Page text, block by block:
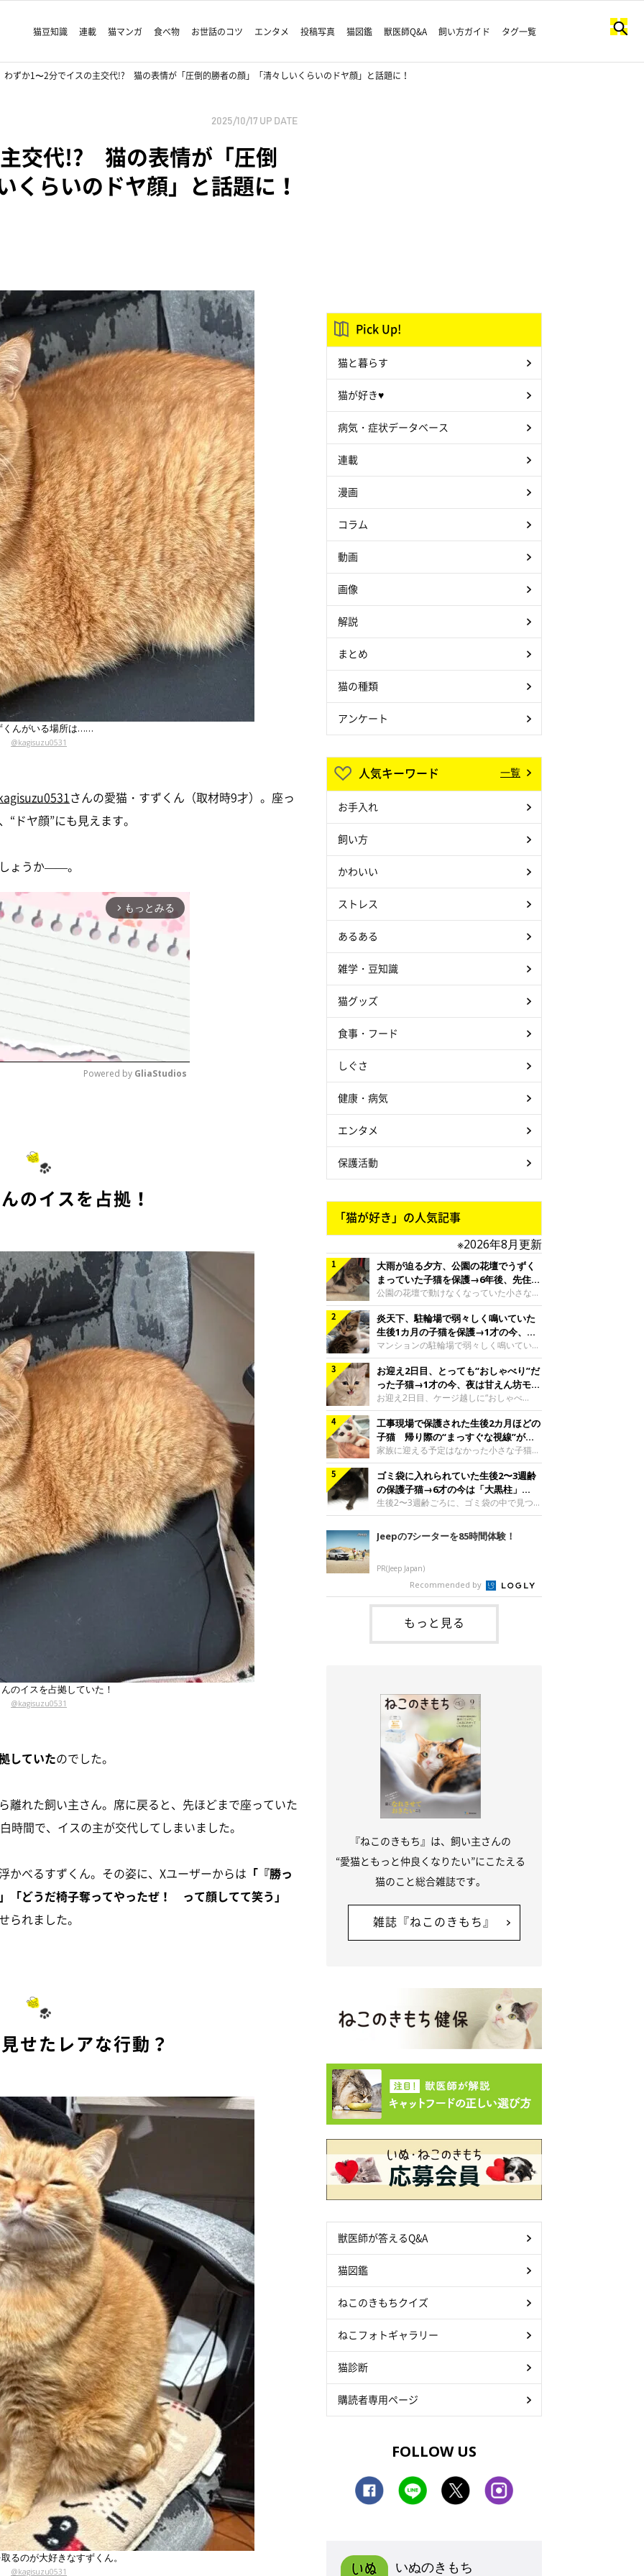
猫豆知識 連載 猫マンガ 食べ物 お世話のコツ エンタメ 投稿写真 猫図鑑 獣医師Q&A 飼い方ガイド タグ一覧
わずか1〜2分でイスの主交代!? 猫の表情が「圧倒的勝者の顔」「清々しいくらいのドヤ顔」と話題に！
2025/10/17 UP DATE
交代!? 猫の表情が「圧倒
くらいのドヤ顔」と話題に！
くんがいる場所は……
@kagisuzu0531
さんの愛猫・すずくん（取材時9才）。座っ
ドヤ顔”にも見えます。
ょうか——。
arrow_forward_ios もっとみる
Powered by GliaStudios
のイスを占拠！
のイスを占拠していた！
@kagisuzu0531
していたのでした。
離れた飼い主さん。席に戻ると、先ほどまで座っていた
間で、イスの主が交代してしまいました。
かべるすずくん。その姿に、Xユーザーからは 「『勝っ
「どうだ椅子奪ってやったぜ！ って顔してて笑う」
られました。
せたレアな行動？
るのが大好きなすずくん。
@kagisuzu0531
Pick Up!
猫と暮らす
猫が好き♥
病気・症状データベース
連載
漫画
コラム
動画
画像
解説
まとめ
猫の種類
アンケート
人気キーワード 一覧
お手入れ
飼い方
かわいい
ストレス
あるある
雑学・豆知識
猫グッズ
食事・フード
しぐさ
健康・病気
エンタメ
保護活動
「猫が好き」の人気記事
※2026年8月更新
大雨が迫る夕方、公園の花壇でうずく
まっていた子猫を保護→6年後、先住猫
と“姉妹”のような関係に
公園の花壇で動けなくなっていた小さな子
猫。家族に迎えられてから6年、先住猫と
の間には深い絆が育まれていました。保護
当時のティダちゃん。
@muumuu62197189紹介するのは、
X（旧Twitter）ユーザー
@muumuu62197189さんの愛猫・ティダ
ちゃん（取材時6才）の成長記録です。こ
ちらは、生後3カ月ごろのティダちゃん。
飼い主さんが出会ったのは、夜から大雨に
なると予報されていた日の夕方でした。花
壇で動けずにいた子猫保護したばかりのテ
ィダちゃん。@muumuu62197189飼い主
さんは、公園の
炎天下、駐輪場で弱々しく鳴いていた
生後1カ月の子猫を保護→1才の今、筋
肉質でツンデレなコに成長
マンションの駐輪場で弱々しく鳴いてい
た、生後1カ月ほどの子猫。家族に迎えら
れてから1年、体も行動も大きく成長しま
した。炎天下の駐輪場で鳴いていた小さな
子猫保護当時のモモちゃん。@Kingponzu
紹介するのは、X（旧Twitter）ユーザー
@Kingponzuさんの愛猫・モモちゃん（取
材時1才）の成長記録です。こちらは、モ
モちゃんが生後1カ月ごろに撮影された一
枚。飼い主さんの自宅マンションの駐輪場
で鳴いていたところを保護された当時の姿
です。子猫時代のモモちゃん。
@Kingponzuその日は気温が35℃を
お迎え2日目、とっても“おしゃべり”だ
った子猫→1才の今、夜は甘えん坊モー
ドになるコに成長！
お迎え2日目、ケージ越しに“おしゃべ
り”する姿を見せていた子猫。1才になった
今も見せる愛らしい姿にキュンとします。
お迎え2日目、ケージ越しに何かを伝える
ももちゃん“おしゃべり”なももちゃん。
@poocoonyan紹介するのは、Instagram
ユーザー@poocoonyanさんの愛猫・もも
ちゃん（取材時1才／マンチカン）です。
こちらの動画は、ももちゃんが生後2カ月
を過ぎたころ、お迎え2日目に撮影された
ため、当時はケージの中で過ごしていまし
工事現場で保護された生後2カ月ほどの
子猫 帰り際の“まっすぐな視線”が忘
れられず、家族の一員に
家族に迎える予定はなかった小さな子猫。
帰り際に見せた姿が、飼い主さんの心に残
りました。保護当時の夏目ちゃん。
@shibainu_rintaro紹介するのは、
Instagramユーザー@shibainu_rintaroさ
んの愛猫・夏目（なつめ）ちゃん（取材時
3才）。工事現場で親猫とはぐれたとみら
れ、保護された当時は生後2カ月ほどだっ
が……保護されてケージに入っている夏目
ちゃん。@shibainu_rintaro夏目ちゃんを
保護したのは、以前、飼い主さんの愛猫・
ちくわく
ゴミ袋に入れられていた生後2〜3週齢
の保護子猫→6才の今は「大黒柱」
に！ 美しい黒猫に成長した姿にグッ
とくる
生後2〜3週齢ごろに、ゴミ袋の中で見つか
った小さな命。ミルクから育てられたその
子猫は今、家族に欠かせない存在へと成長
しました。ゴミ袋の中で見つかった、ミニ
たころの、生後2〜3週齢ごろのドンちゃ
ん。@doddou_1今回紹介するのは、
X（旧Twitter）ユーザー@doddou_1さん
の愛猫・ドンちゃん（取材時、推定6才／
本名：ドミトリー・ドンスコイ）。ドンち
ゃんは、保護猫でした。ドンちゃんが見つ
かったのは、飼い主さんの姉の勤め先の敷
Jeepの7シーターを85時間体験！
PR(Jeep Japan)
Recommended by
もっと見る
『ねこのきもち』は、飼い主さんの
“愛猫ともっと仲良くなりたい”にこたえる
猫のこと総合雑誌です。
雑誌『ねこのきもち』
獣医師が答えるQ&A
猫図鑑
ねこのきもちクイズ
ねこフォトギャラリー
猫診断
購読者専用ページ
FOLLOW US
いぬのきもち